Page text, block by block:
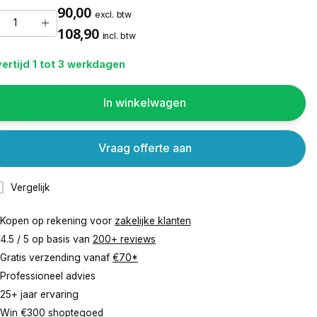
90,00 excl. btw
108,90 incl. btw
1 tot 3 werkdagen
In winkelwagen
Vergelijk
Vraag offerte aan
Kopen op rekening voor zakelijke klanten
4.5 / 5 op basis van 200+ reviews
Gratis verzending vanaf €70*
Professioneel advies
25+ jaar ervaring
Win €300 shoptegoed